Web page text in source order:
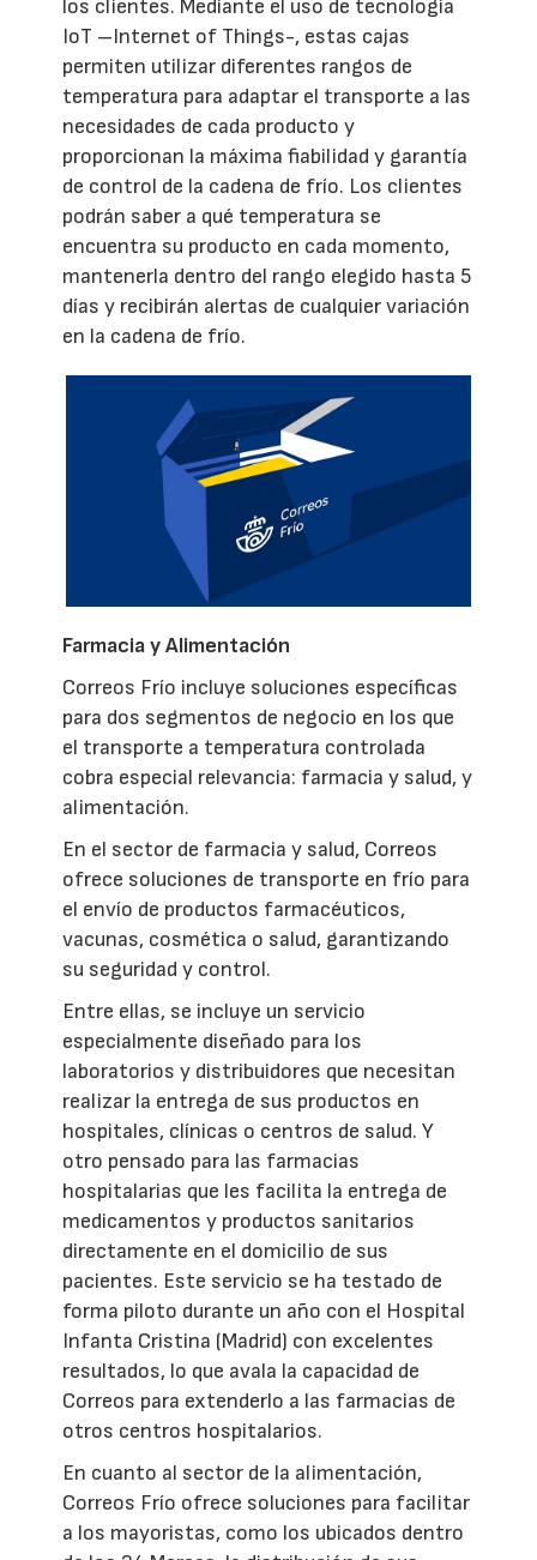
los clientes. Mediante el uso de tecnología
IoT –Internet of Things-, estas cajas
permiten utilizar diferentes rangos de
temperatura para adaptar el transporte a las
necesidades de cada producto y
proporcionan la máxima fiabilidad y garantía
de control de la cadena de frío. Los clientes
podrán saber a qué temperatura se
encuentra su producto en cada momento,
mantenerla dentro del rango elegido hasta 5
días y recibirán alertas de cualquier variación
en la cadena de frío.
Farmacia y Alimentación
Correos Frío incluye soluciones específicas
para dos segmentos de negocio en los que
el transporte a temperatura controlada
cobra especial relevancia: farmacia y salud, y
alimentación.
En el sector de farmacia y salud, Correos
ofrece soluciones de transporte en frío para
el envío de productos farmacéuticos,
vacunas, cosmética o salud, garantizando
su seguridad y control.
Entre ellas, se incluye un servicio
especialmente diseñado para los
laboratorios y distribuidores que necesitan
realizar la entrega de sus productos en
hospitales, clínicas o centros de salud. Y
otro pensado para las farmacias
hospitalarias que les facilita la entrega de
medicamentos y productos sanitarios
directamente en el domicilio de sus
pacientes. Este servicio se ha testado de
forma piloto durante un año con el Hospital
Infanta Cristina (Madrid) con excelentes
resultados, lo que avala la capacidad de
Correos para extenderlo a las farmacias de
otros centros hospitalarios.
En cuanto al sector de la alimentación,
Correos Frío ofrece soluciones para facilitar
a los mayoristas, como los ubicados dentro